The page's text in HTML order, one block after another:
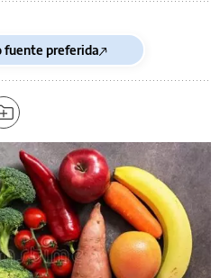
fuente preferida